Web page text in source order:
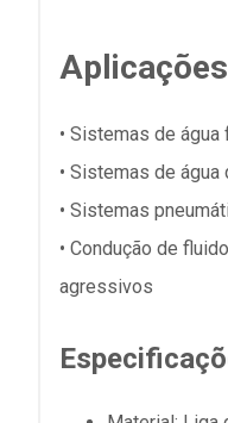
Aplicações
• Sistemas de água
• Sistemas de água
• Sistemas
• Condução de
agressivos